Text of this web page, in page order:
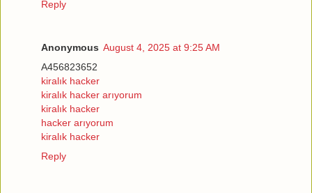
Reply
Anonymous August 4, 2025 at 9:25 AM
A456823652
kiralık hacker
kiralık hacker arıyorum
kiralık hacker
hacker arıyorum
kiralık hacker
Reply